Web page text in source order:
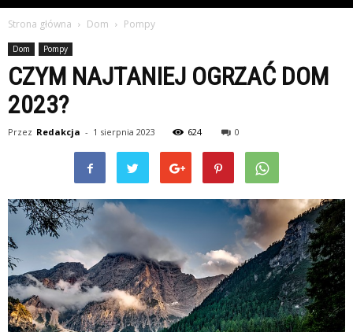
Strona główna Dom Pompy
Dom Pompy
CZYM NAJTANIEJ OGRZAĆ DOM
2023?
Przez Redakcja - 1 sierpnia 2023 624 0